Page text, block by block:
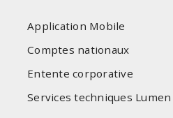
Application Mobile
Comptes nationaux
Entente corporative
Services techniques Lumen